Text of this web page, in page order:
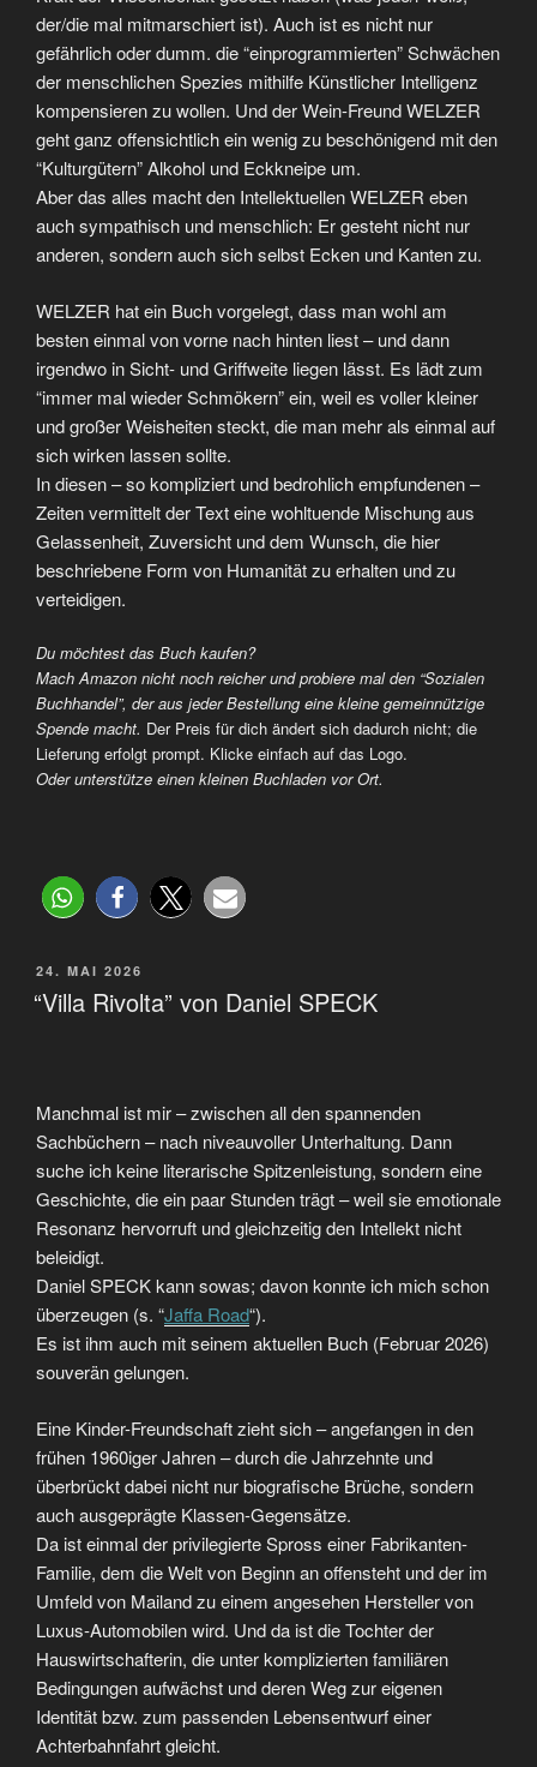
der/die mal mitmarschiert ist). Auch ist es nicht nur
gefährlich oder dumm. die “einprogrammierten” Schwächen
der menschlichen Spezies mithilfe Künstlicher Intelligenz
kompensieren zu wollen. Und der Wein-Freund WELZER
geht ganz offensichtlich ein wenig zu beschönigend mit den
“Kulturgütern” Alkohol und Eckkneipe um.
Aber das alles macht den Intellektuellen WELZER eben
auch sympathisch und menschlich: Er gesteht nicht nur
anderen, sondern auch sich selbst Ecken und Kanten zu.
WELZER hat ein Buch vorgelegt, dass man wohl am
besten einmal von vorne nach hinten liest – und dann
irgendwo in Sicht- und Griffweite liegen lässt. Es lädt zum
“immer mal wieder Schmökern” ein, weil es voller kleiner
und großer Weisheiten steckt, die man mehr als einmal auf
sich wirken lassen sollte.
In diesen – so kompliziert und bedrohlich empfundenen –
Zeiten vermittelt der Text eine wohltuende Mischung aus
Gelassenheit, Zuversicht und dem Wunsch, die hier
beschriebene Form von Humanität zu erhalten und zu
verteidigen.
Du möchtest das Buch kaufen?
Mach Amazon nicht noch reicher und probiere mal den “Sozialen
Buchhandel”, der aus jeder Bestellung eine kleine gemeinnützige
Spende macht. Der Preis für dich ändert sich dadurch nicht; die
Lieferung erfolgt prompt. Klicke einfach auf das Logo.
Oder unterstütze einen kleinen Buchladen vor Ort.
24. MAI 2026
“Villa Rivolta” von Daniel SPECK
Manchmal ist mir – zwischen all den spannenden
Sachbüchern – nach niveauvoller Unterhaltung. Dann
suche ich keine literarische Spitzenleistung, sondern eine
Geschichte, die ein paar Stunden trägt – weil sie emotionale
Resonanz hervorruft und gleichzeitig den Intellekt nicht
beleidigt.
Daniel SPECK kann sowas; davon konnte ich mich schon
überzeugen (s. “Jaffa Road“).
Es ist ihm auch mit seinem aktuellen Buch (Februar 2026)
souverän gelungen.
Eine Kinder-Freundschaft zieht sich – angefangen in den
frühen 1960iger Jahren – durch die Jahrzehnte und
überbrückt dabei nicht nur biografische Brüche, sondern
auch ausgeprägte Klassen-Gegensätze.
Da ist einmal der privilegierte Spross einer Fabrikanten-
Familie, dem die Welt von Beginn an offensteht und der im
Umfeld von Mailand zu einem angesehen Hersteller von
Luxus-Automobilen wird. Und da ist die Tochter der
Hauswirtschafterin, die unter komplizierten familiären
Bedingungen aufwächst und deren Weg zur eigenen
Identität bzw. zum passenden Lebensentwurf einer
Achterbahnfahrt gleicht.